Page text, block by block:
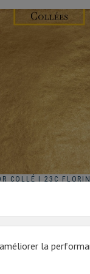
la
COLLÉ | 23C